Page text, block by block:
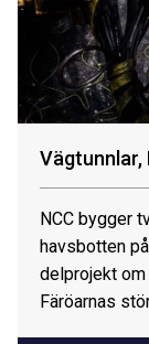
Vägtunnlar,
NCC bygger
havsbotten
delprojekt om
Färöarnas